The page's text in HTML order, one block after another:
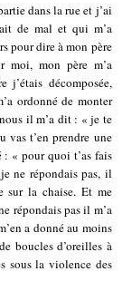
dans la rue et j’ai
de mal et qui m’a
pour dire à mon père
moi, mon père m’a
décomposée,
ordonné de monter
il m’a dit : « je te
vas t’en prendre une
: « pour quoi t’as fais
ne répondais pas, il
sur la chaise. Et me
répondais pas il m’a
a donné au moins
boucles d’oreilles à
sous la violence des